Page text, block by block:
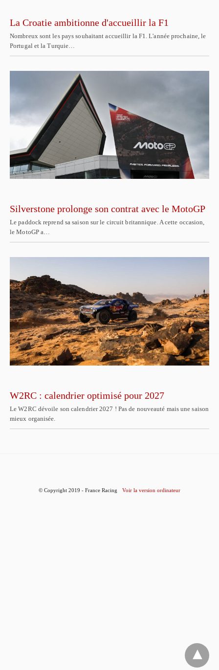
La Croatie ambitionne d'accueillir la F1
Nombreux sont les pays souhaitant accueillir la F1. L'année prochaine, le
Portugal et la Turquie…
Silverstone prolonge son contrat avec le MotoGP
Le paddock reprend sa saison sur le circuit britannique. A cette occasion,
le MotoGP a…
W2RC : calendrier optimisé pour 2027
Le W2RC dévoile son calendrier 2027 ! Pas de nouveauté mais une saison
mieux organisée.
© Copyright 2019 - France Racing Voir la version ordinateur